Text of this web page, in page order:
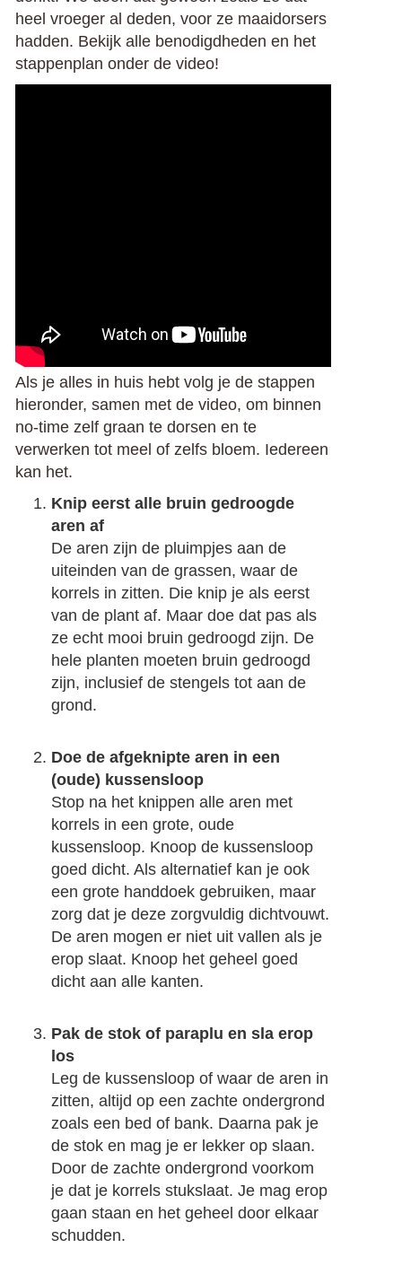
heel vroeger al deden, voor ze maaidorsers
hadden. Bekijk alle benodigdheden en het
stappenplan onder de video!
Als je alles in huis hebt volg je de stappen
hieronder, samen met de video, om binnen
no-time zelf graan te dorsen en te
verwerken tot meel of zelfs bloem. Iedereen
kan het.
Knip eerst alle bruin gedroogde
aren af
De aren zijn de pluimpjes aan de
uiteinden van de grassen, waar de
korrels in zitten. Die knip je als eerst
van de plant af. Maar doe dat pas als
ze echt mooi bruin gedroogd zijn. De
hele planten moeten bruin gedroogd
zijn, inclusief de stengels tot aan de
grond.
Doe de afgeknipte aren in een
(oude) kussensloop
Stop na het knippen alle aren met
korrels in een grote, oude
kussensloop. Knoop de kussensloop
goed dicht. Als alternatief kan je ook
een grote handdoek gebruiken, maar
zorg dat je deze zorgvuldig dichtvouwt.
De aren mogen er niet uit vallen als je
erop slaat. Knoop het geheel goed
dicht aan alle kanten.
Pak de stok of paraplu en sla erop
los
Leg de kussensloop of waar de aren in
zitten, altijd op een zachte ondergrond
zoals een bed of bank. Daarna pak je
de stok en mag je er lekker op slaan.
Door de zachte ondergrond voorkom
je dat je korrels stukslaat. Je mag erop
gaan staan en het geheel door elkaar
schudden.